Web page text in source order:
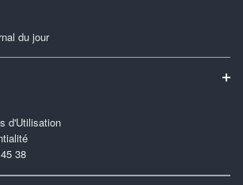
du jour
d'Utilisation
38